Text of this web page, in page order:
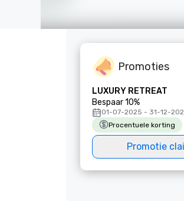
Promoties
LUXURY RETREAT
Bespaar 10%
01-07-2025 - 31-12-
Procentuele korting
Promotie